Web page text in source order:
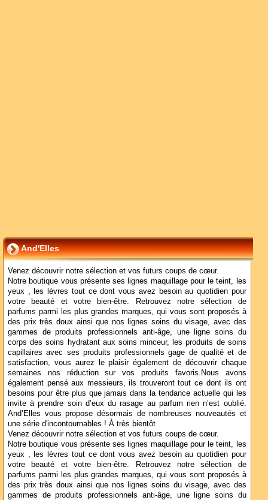
And'Elles
Venez découvrir notre sélection et vos futurs coups de cœur.
Notre boutique vous présente ses lignes maquillage pour le teint, les
yeux , les lèvres tout ce dont vous avez besoin au quotidien pour
votre beauté et votre bien-être. Retrouvez notre sélection de
parfums parmi les plus grandes marques, qui vous sont proposés à
des prix très doux ainsi que nos lignes soins du visage, avec des
gammes de produits professionnels anti-âge, une ligne soins du
corps des soins hydratant aux soins minceur, les produits de soins
capillaires avec ses produits professionnels gage de qualité et de
satisfaction, vous aurez le plaisir également de découvrir chaque
semaines nos réduction sur vos produits favoris.Nous avons
également pensé aux messieurs, ils trouveront tout ce dont ils ont
besoins pour être plus que jamais dans la tendance actuelle qui les
invite à prendre soin d’eux du rasage au parfum rien n’est oublié.
And’Elles vous propose désormais de nombreuses nouveautés et
une série d'incontournables ! À très bientôt
Venez découvrir notre sélection et vos futurs coups de cœur.
Notre boutique vous présente ses lignes maquillage pour le teint, les
yeux , les lèvres tout ce dont vous avez besoin au quotidien pour
votre beauté et votre bien-être. Retrouvez notre sélection de
parfums parmi les plus grandes marques, qui vous sont proposés à
des prix très doux ainsi que nos lignes soins du visage, avec des
gammes de produits professionnels anti-âge, une ligne soins du